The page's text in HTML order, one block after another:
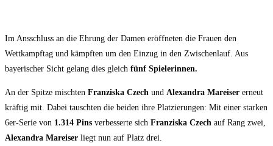
Im Ansschluss an die Ehrung der Damen eröffneten die Frauen den
Wettkampftag und kämpften um den Einzug in den Zwischenlauf. Aus
bayerischer Sicht gelang dies gleich fünf Spielerinnen.
An der Spitze mischten Franziska Czech und Alexandra Mareiser erneut
kräftig mit. Dabei tauschten die beiden ihre Platzierungen: Mit einer starken
6er-Serie von 1.314 Pins verbesserte sich Franziska Czech auf Rang zwei,
Alexandra Mareiser liegt nun auf Platz drei.